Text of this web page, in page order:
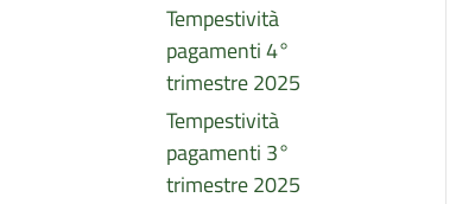
Tempestività
pagamenti 4°
trimestre 2025
Tempestività
pagamenti 3°
trimestre 2025